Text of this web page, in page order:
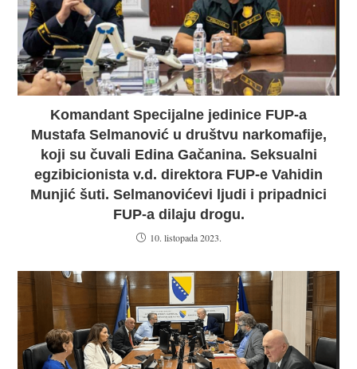
Komandant Specijalne jedinice FUP-a
Mustafa Selmanović u društvu narkomafije,
koji su čuvali Edina Gačanina. Seksualni
egzibicionista v.d. direktora FUP-e Vahidin
Munjić šuti. Selmanovićevi ljudi i pripadnici
FUP-a dilaju drogu.
10. listopada 2023.